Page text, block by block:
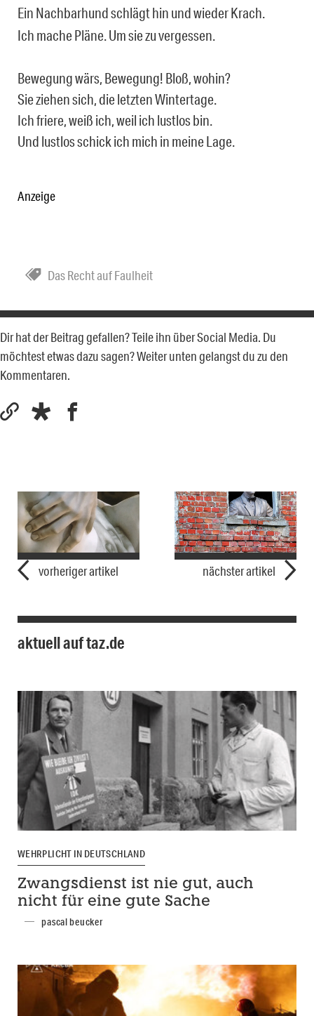
Ein Nachbarhund schlägt hin und wieder Krach.
Ich mache Pläne. Um sie zu vergessen.
Bewegung wärs, Bewegung! Bloß, wohin?
Sie ziehen sich, die letzten Wintertage.
Ich friere, weiß ich, weil ich lustlos bin.
Und lustlos schick ich mich in meine Lage.
Anzeige
Das Recht auf Faulheit
Dir hat der Beitrag gefallen? Teile ihn über Social Media. Du
möchtest etwas dazu sagen? Weiter unten gelangst du zu den
Kommentaren.
vorheriger artikel nächster artikel
aktuell auf taz.de
WEHRPLICHT IN DEUTSCHLAND
Zwangsdienst ist nie gut, auch
nicht für eine gute Sache
pascal beucker